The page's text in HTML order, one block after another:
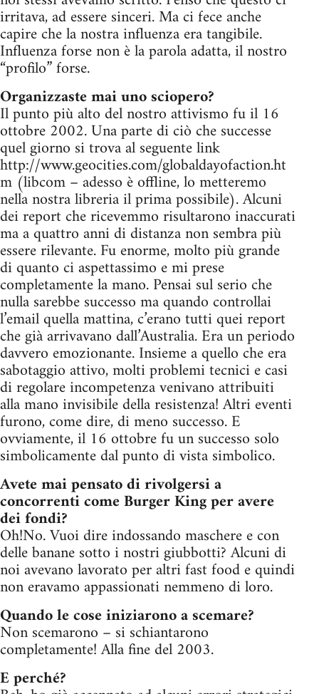
irritava, ad essere sinceri. Ma ci fece anche
capire che la nostra influenza era tangibile.
Influenza forse non è la parola adatta, il nostro
“profilo” forse.
Organizzaste mai uno sciopero?
Il punto più alto del nostro attivismo fu il 16
ottobre 2002. Una parte di ciò che successe
quel giorno si trova al seguente link
http://www.geocities.com/globaldayofaction.ht
m (libcom – adesso è offline, lo metteremo
nella nostra libreria il prima possibile). Alcuni
dei report che ricevemmo risultarono inaccurati
ma a quattro anni di distanza non sembra più
essere rilevante. Fu enorme, molto più grande
di quanto ci aspettassimo e mi prese
completamente la mano. Pensai sul serio che
nulla sarebbe successo ma quando controllai
l’email quella mattina, c’erano tutti quei report
che già arrivavano dall’Australia. Era un periodo
davvero emozionante. Insieme a quello che era
sabotaggio attivo, molti problemi tecnici e casi
di regolare incompetenza venivano attribuiti
alla mano invisibile della resistenza! Altri eventi
furono, come dire, di meno successo. E
ovviamente, il 16 ottobre fu un successo solo
simbolicamente dal punto di vista simbolico.
Avete mai pensato di rivolgersi a
concorrenti come Burger King per avere
dei fondi?
Oh!No. Vuoi dire indossando maschere e con
delle banane sotto i nostri giubbotti? Alcuni di
noi avevano lavorato per altri fast food e quindi
non eravamo appassionati nemmeno di loro.
Quando le cose iniziarono a scemare?
Non scemarono – si schiantarono
completamente! Alla fine del 2003.
E perché?